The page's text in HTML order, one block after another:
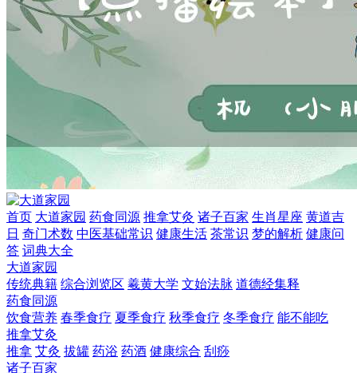
首页 大道家园 药食同源 推拿艾灸 诸子百家 生肖星座 黄道吉
日 奇门术数 中医基础常识 健康生活 茶常识 梦的解析 健康问
答 词典大全
大道家园
传统典籍 综合浏览区 羲黄大学 文始法脉 道德经集释
药食同源
饮食营养 春季食疗 夏季食疗 秋季食疗 冬季食疗 能不能吃
推拿艾灸
推拿 艾灸 拔罐 药浴 药酒 健康综合 刮痧
诸子百家